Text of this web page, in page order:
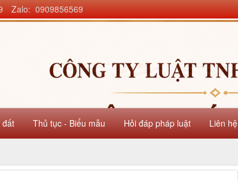
đất Thủ tục - Biểu mẫu Hỏi đáp pháp luật Liên hệ
Zalo: 0909856569